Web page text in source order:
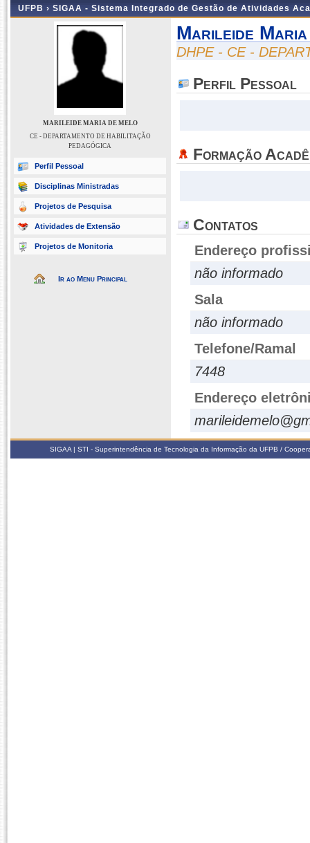
UFPB › SIGAA - Sistema Integrado de Gestão de Atividades
MARILEIDE MARIA DE MELO
CE - DEPARTAMENTO DE HABILITAÇÃO
PEDAGÓGICA
Perfil Pessoal
Disciplinas Ministradas
Projetos de Pesquisa
Atividades de Extensão
Projetos de Monitoria
Ir ao Menu Principal
Marileide
DHPE - CE -
Perfil Pessoal
Formação
Contatos
Endereço
não informado
Sala
não informado
Telefone/Ramal
7448
Endereço
SIGAA | STI - Superintendência de Tecnologia da Informação da UFPB /